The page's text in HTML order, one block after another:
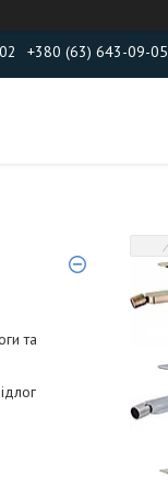
+380 (63) 643-09-05
та